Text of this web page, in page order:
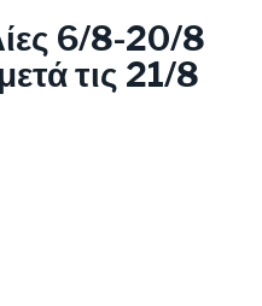
6/8-20/8
τις 21/8